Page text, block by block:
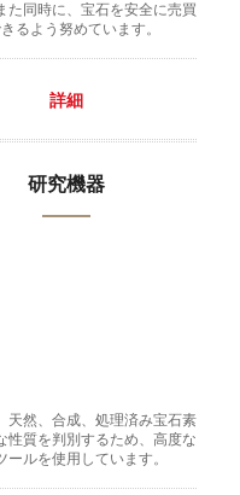
た同時に、宝石を安全に売買
るよう努めています。
詳細
研究機器
天然、合成、処理済み宝石素
性質を判別するため、高度な
ールを使用しています。